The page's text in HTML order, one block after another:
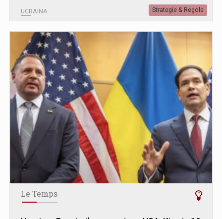
UCRAINA Strategie & Regole
Le Temps